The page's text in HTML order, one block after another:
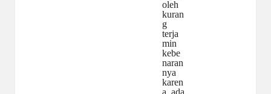
oleh
kuran
g
terja
min
kebe
naran
nya
karen
a ada